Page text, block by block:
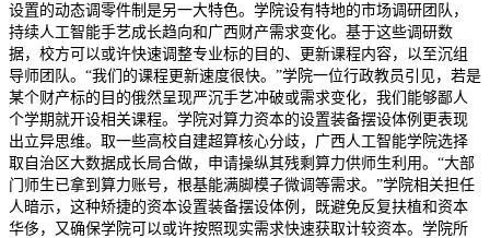
设置的动态调零件制是另一大特色。学院设有特地的市场调研团队，
持续人工智能手艺成长趋向和广西财产需求变化。基于这些调研数
据，校方可以或许快速调整专业标的目的、更新课程内容，以至沉组
导师团队。“我们的课程更新速度很快。”学院一位行政教员引见，若是
某个财产标的目的俄然呈现严沉手艺冲破或需求变化，我们能够鄙人
个学期就开设相关课程。学院对算力资本的设置装备摆设体例更表现
出立异思维。取一些高校自建超算核心分歧，广西人工智能学院选择
取自治区大数据成长局合做，申请操纵其残剩算力供师生利用。“大部
门师生已拿到算力账号，根基能满脚模子微调等需求。”学院相关担任
人暗示，这种矫捷的资本设置装备摆设体例，既避免反复扶植和资本
华侈，又确保学院可以或许按照现实需求快速获取计较资本。学院所